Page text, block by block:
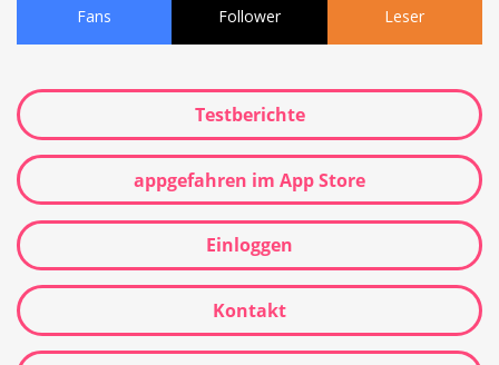
Fans Follower Leser
Testberichte
appgefahren im App Store
Einloggen
Kontakt